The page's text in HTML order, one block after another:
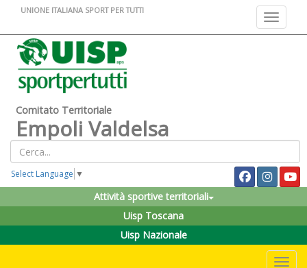
Toggle
UNIONE ITALIANA SPORT PER TUTTI
Comitato Territoriale
Empoli Valdelsa
Select Language ▼
Attività sportive territoriali
Uisp Toscana
Uisp Nazionale